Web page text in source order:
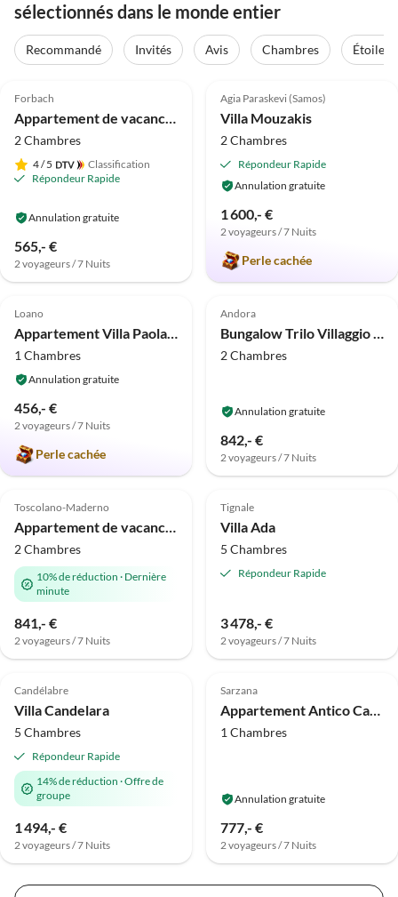
sélectionnés dans le monde entier
Recommandé Invités Avis Chambres Étoiles
Prix ​​2025
Meilleure
Annonce
Forbach
Appartement de vacances Bäuerle
2 Chambres
4/ 5
Classification
Répondeur Rapide
Annulation gratuite
565,- €
2 voyageurs / 7 Nuits
Meilleure
Annonce
Agia Paraskevi (Samos)
Villa Mouzakis
2 Chambres
Répondeur Rapide
Annulation gratuite
1 600,- €
2 voyageurs / 7 Nuits
Perle cachée
Annonce
4.8 (5)
Loano
Appartement Villa Paola deux pièces 6
1 Chambres
Annulation gratuite
456,- €
2 voyageurs / 7 Nuits
Perle cachée
Annonce
4.5 (4)
Andora
Bungalow Trilo Villaggio Colombo
2 Chambres
Annulation gratuite
842,- €
2 voyageurs / 7 Nuits
Annonce
Toscolano-Maderno
Appartement de vacances Maison Bellini 2
2 Chambres
10% de réduction · Dernière
minute
841,- €
2 voyageurs / 7 Nuits
Annonce
Tignale
Villa Ada
5 Chambres
Répondeur Rapide
3 478,- €
2 voyageurs / 7 Nuits
Annonce
Candélabre
Villa Candelara
5 Chambres
Répondeur Rapide
14% de réduction ·Offre de
groupe
1 494,- €
2 voyageurs / 7 Nuits
Annonce
Sarzana
Appartement Antico Casale Bilo
1 Chambres
Annulation gratuite
777,- €
2 voyageurs / 7 Nuits